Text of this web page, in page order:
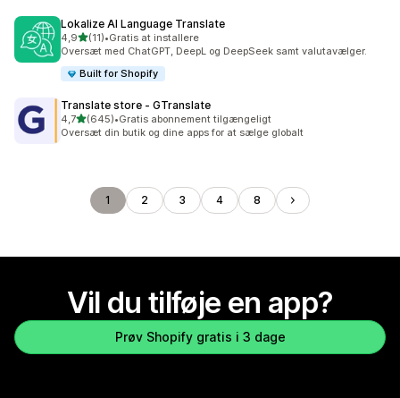
Lokalize AI Language Translate
4,9ud af 5 stjerner
(11)
11 anmeldelser i alt
•Gratis at installere
Oversæt med ChatGPT, DeepL og DeepSeek samt valutavælger.
Built for Shopify
Translate store ‑ GTranslate
4,7ud af 5 stjerner
(645)
645 anmeldelser i alt
•Gratis abonnement tilgængeligt
Oversæt din butik og dine apps for at sælge globalt
1 2 3 4 8
Vil du tilføje en app?
Prøv Shopify gratis i 3 dage